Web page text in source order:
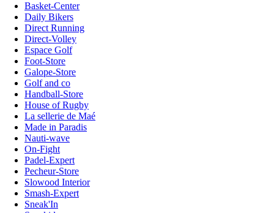
Basket-Center
Daily Bikers
Direct Running
Direct-Volley
Espace Golf
Foot-Store
Galope-Store
Golf and co
Handball-Store
House of Rugby
La sellerie de Maé
Made in Paradis
Nauti-wave
On-Fight
Padel-Expert
Pecheur-Store
Slowood Interior
Smash-Expert
Sneak'In